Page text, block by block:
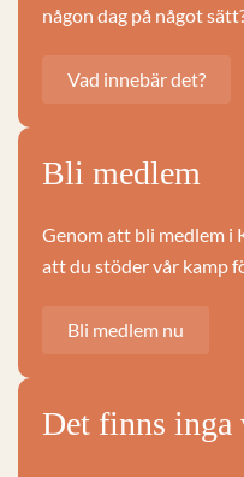
någon dag på något
Vad innebär det?
Bli medlem
Genom att bli medlem i
att du stöder vår kamp
Bli medlem nu
Det finns